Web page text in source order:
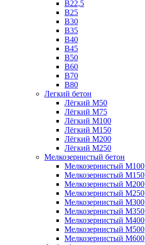
В22,5
В25
B30
В35
B40
В45
B50
B60
B70
B80
Легкий бетон
Лёгкий М50
Лёгкий М75
Лёгкий М100
Лёгкий М150
Лёгкий М200
Лёгкий М250
Мелкозернистый бетон
Мелкозернистый М100
Мелкозернистый М150
Мелкозернистый М200
Мелкозернистый М250
Мелкозернистый М300
Мелкозернистый М350
Мелкозернистый М400
Мелкозернистый М500
Мелкозернистый М600